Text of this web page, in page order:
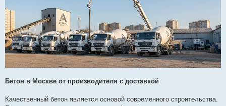
Бетон в Москве от производителя с доставкой
Качественный бетон является основой современного строительства.